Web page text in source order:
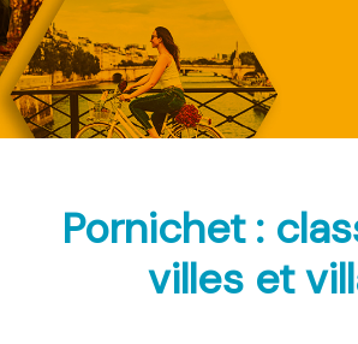
Pornichet :
villes et